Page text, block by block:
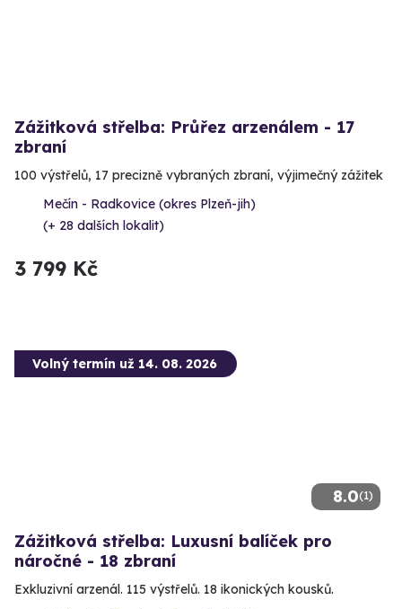
Zážitková střelba: Průřez arzenálem - 17
zbraní
100 výstřelů, 17 precizně vybraných zbraní, výjimečný zážitek
Mečín - Radkovice (okres Plzeň-jih)
(+ 28 dalších lokalit)
3 799 Kč
8.0(1)
Volný termín už 14. 08. 2026
Zážitková střelba: Luxusní balíček pro
náročné - 18 zbraní
Exkluzivní arzenál. 115 výstřelů. 18 ikonických kousků.